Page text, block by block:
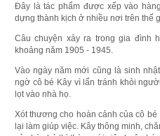
Đây là tác phẩm được xếp vào
dựng thành kịch ở nhiều nơi trên thế
Câu chuyện xảy ra trong gia đình
khoảng năm 1905 - 1945.
Vào ngày năm mới cũng là sinh
ngờ cô bé Kây vì lẩn tránh khỏi
lọt vào nhà họ.
Xót thương cho hoàn cảnh của cô
lại làm giúp việc. Kây thông minh,